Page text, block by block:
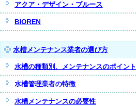
アクア・デザイン・ブルース
BIOREN
水槽メンテナンス業者の選び方
水槽の種類別、メンテナンスのポイント
水槽管理業者の特徴
水槽メンテナンスの必要性